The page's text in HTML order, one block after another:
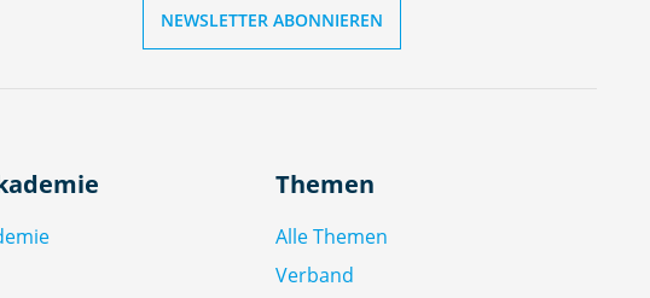
Themen
Alle Themen
Verband